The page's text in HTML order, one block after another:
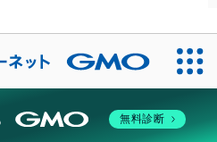
無料診断